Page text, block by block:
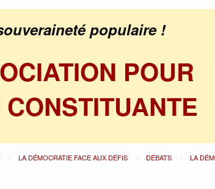
populaire !
POUR
CONSTITUANTE
LA DÉMOCRATIE FACE AUX DÉFIS DÉBATS
LA